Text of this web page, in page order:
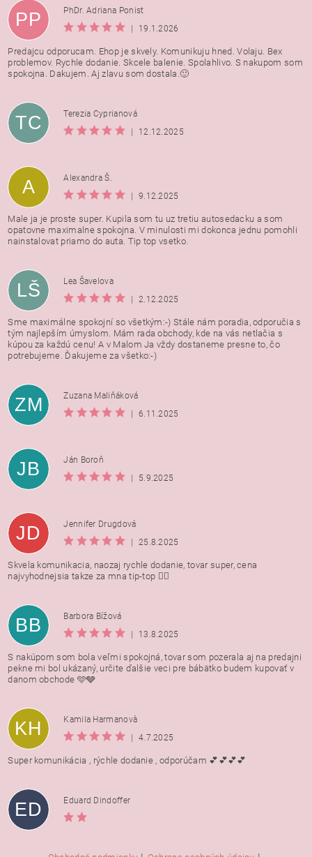
PP
PhDr. Adriana Ponist
19.1.2026
Predajcu odporucam. Ehop je skvely. Komunikuju hned. Volaju. Bex
problemov. Rychle dodanie. Skcele balenie. Spolahlivo. S nakupom som
spokojna. Dakujem. Aj zlavu som dostala.🙂
TC
Terezia Cyprianová
12.12.2025
A
Alexandra Š.
9.12.2025
Male ja je proste super. Kupila som tu uz tretiu autosedacku a som
opatovne maximalne spokojna. V minulosti mi dokonca jednu pomohli
nainstalovat priamo do auta. Tip top vsetko.
LŠ
Lea Šavelova
2.12.2025
Sme maximálne spokojní so všetkým:-) Stále nám poradia, odporučia s
tým najlepším úmyslom. Mám rada obchody, kde na vás netlačia s
kúpou za každú cenu! A v Malom Ja vždy dostaneme presne to, čo
potrebujeme. Ďakujeme za všetko:-)
ZM
Zuzana Maliňáková
6.11.2025
JB
Ján Boroň
5.9.2025
JD
Jennifer Drugdová
25.8.2025
Skvela komunikacia, naozaj rychle dodanie, tovar super, cena
najvyhodnejsia takze za mna tip-top 👍🏻
BB
Barbora Bížová
13.8.2025
S nakúpom som bola veľmi spokojná, tovar som pozerala aj na predajni
pekne mi bol ukázaný, určite ďalšie veci pre bábätko budem kupovať v
danom obchode 🩵🩶
KH
Kamila Harmanovà
4.7.2025
Super komunikácia , rýchle dodanie , odporúčam 💕💕💕💕
ED Eduard Dindoffer